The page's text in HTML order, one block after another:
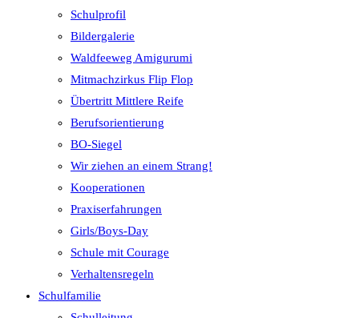
Schulprofil
Bildergalerie
Waldfeeweg Amigurumi
Mitmachzirkus Flip Flop
Übertritt Mittlere Reife
Berufsorientierung
BO-Siegel
Wir ziehen an einem Strang!
Kooperationen
Praxiserfahrungen
Girls/Boys-Day
Schule mit Courage
Verhaltensregeln
Schulfamilie